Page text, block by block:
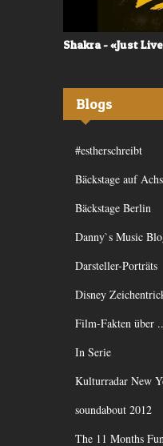
Shakra - «Just
Blogs
#estherschreibt
Bäckstage auf
Bäckstage Berlin
Danny`s Music
Darsteller-Porträts
Disney
Film-Fakten über
In Serie
Kulturradar New
soundabout 2012
The 11 Months